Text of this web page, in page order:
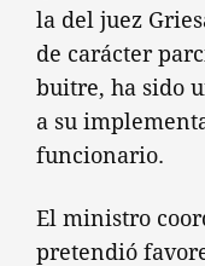
la del juez
de carácter
buitre, ha sido
a su
funcionario.
El ministro
pretendió